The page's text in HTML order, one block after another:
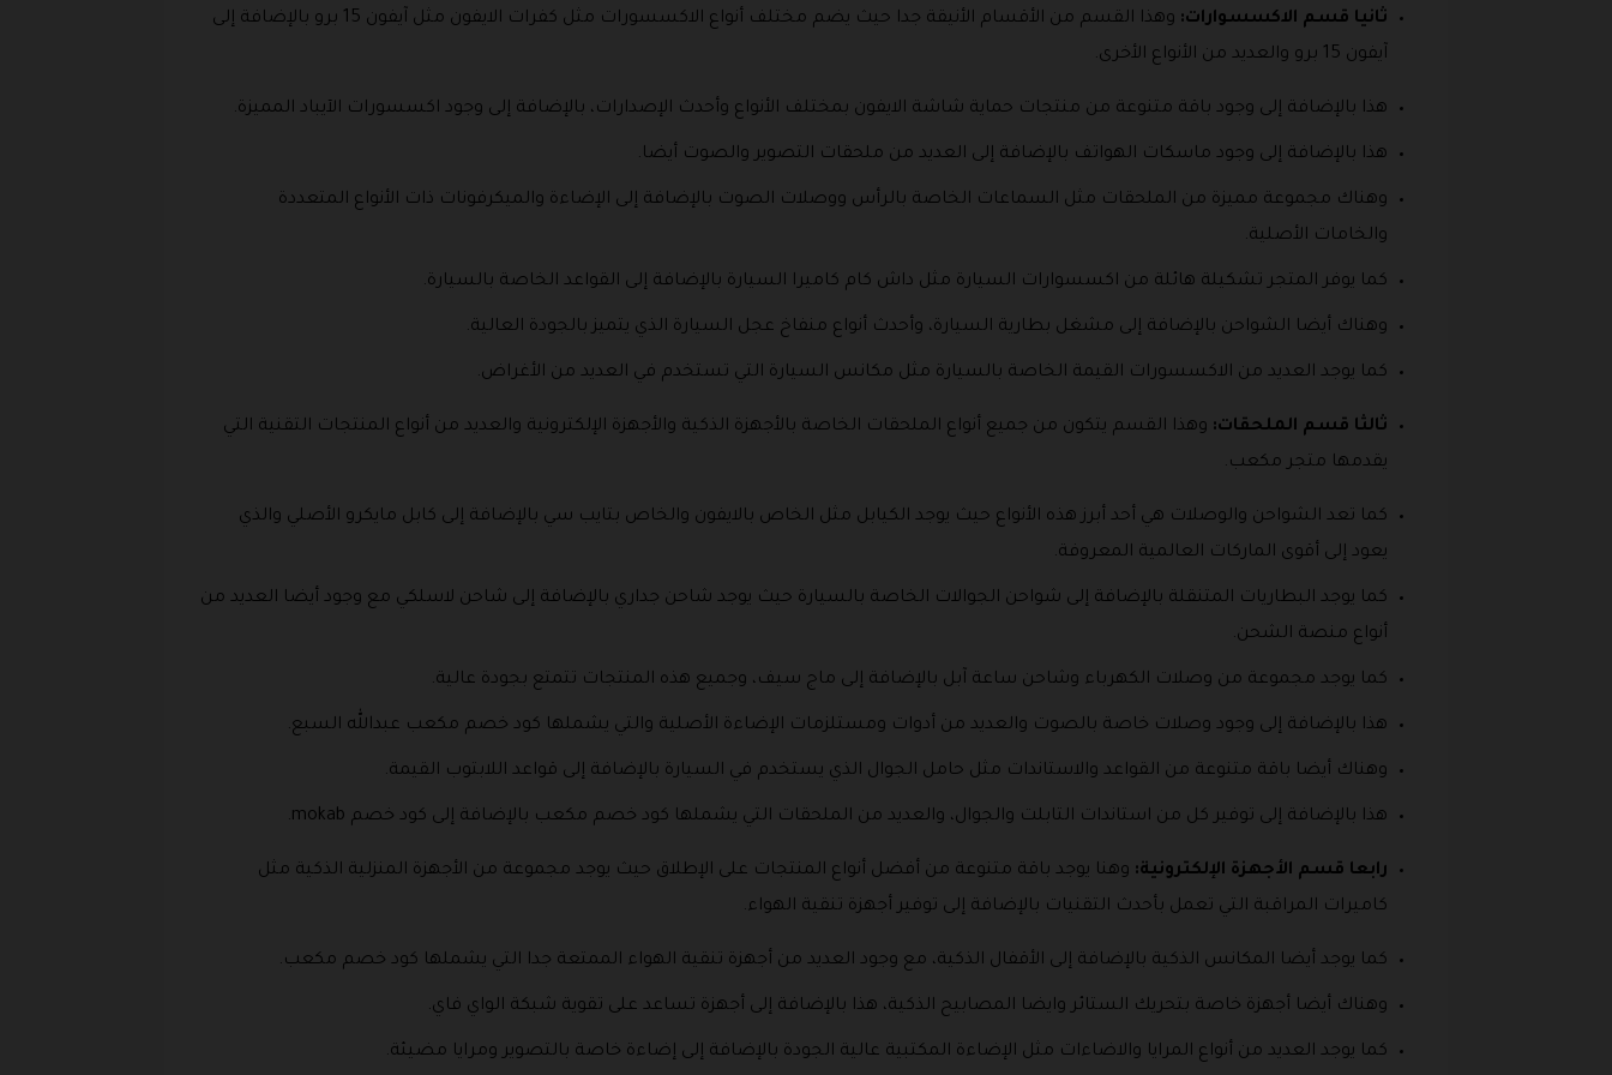
ثانيا قسم الاكسسوارات:
وهذا القسم من الأقسام الأنيقة جدا حيث يضم مختلف أنواع الاكسسورات مثل كفرات الايفون مثل آيفون 15 برو بالإضافة إلى
آيفون 15 برو والعديد من الأنواع الأخرى.
هذا بالإضافة إلى وجود باقة متنوعة من منتجات حماية شاشة الايفون بمختلف الأنواع وأحدث الإصدارات، بالإضافة إلى وجود اكسسورات الآيباد المميزة.
هذا بالإضافة إلى وجود ماسكات الهواتف بالإضافة إلى العديد من ملحقات التصوير والصوت أيضا.
وهناك مجموعة مميزة من الملحقات مثل السماعات الخاصة بالرأس ووصلات الصوت بالإضافة إلى الإضاءة والميكرفونات ذات الأنواع المتعددة
والخامات الأصلية.
كما يوفر المتجر تشكيلة هائلة من اكسسوارات السيارة مثل داش كام كاميرا السيارة بالإضافة إلى القواعد الخاصة بالسيارة.
وهناك أيضا الشواحن بالإضافة إلى مشغل بطارية السيارة، وأحدث أنواع منفاخ عجل السيارة الذي يتميز بالجودة العالية.
كما يوجد العديد من الاكسسورات القيمة الخاصة بالسيارة مثل مكانس السيارة التي تستخدم في العديد من الأغراض.
ثالثا قسم الملحقات: وهذا القسم يتكون من جميع أنواع الملحقات الخاصة بالأجهزة الذكية والأجهزة الإلكترونية والعديد من أنواع المنتجات التقنية التي
يقدمها متجر مكعب.
كما تعد الشواحن والوصلات هي أحد أبرز هذه الأنواع حيث يوجد الكيابل مثل الخاص بالايفون والخاص بتايب سي بالإضافة إلى كابل مايكرو الأصلي والذي
يعود إلى أقوى الماركات العالمية المعروفة.
كما يوجد البطاريات المتنقلة بالإضافة إلى شواحن الجوالات الخاصة بالسيارة حيث يوجد شاحن جداري بالإضافة إلى شاحن لاسلكي مع وجود أيضا العديد من
أنواع منصة الشحن.
كما يوجد مجموعة من وصلات الكهرباء وشاحن ساعة آبل بالإضافة إلى ماج سيف، وجميع هذه المنتجات تتمتع بجودة عالية.
هذا بالإضافة إلى وجود وصلات خاصة بالصوت والعديد من أدوات ومستلزمات الإضاءة الأصلية والتي يشملها كود خصم مكعب عبدالله السبع.
وهناك أيضا باقة متنوعة من القواعد والاستاندات مثل حامل الجوال الذي يستخدم في السيارة بالإضافة إلى قواعد اللابتوب القيمة.
هذا بالإضافة إلى توفير كل من استاندات التابلت والجوال، والعديد من الملحقات التي يشملها كود خصم مكعب بالإضافة إلى كود خصم mokab.
رابعا قسم الأجهزة الإلكترونية: وهنا يوجد باقة متنوعة من أفضل أنواع المنتجات على الإطلاق حيث يوجد مجموعة من الأجهزة المنزلية الذكية مثل
كاميرات المراقبة التي تعمل بأحدث التقنيات بالإضافة إلى توفير أجهزة تنقية الهواء.
كما يوجد أيضا المكانس الذكية بالإضافة إلى الأقفال الذكية، مع وجود العديد من أجهزة تنقية الهواء الممتعة جدا التي يشملها كود خصم مكعب.
وهناك أيضا أجهزة خاصة بتحريك الستائر وايضا المصابيح الذكية، هذا بالإضافة إلى أجهزة تساعد على تقوية شبكة الواي فاي.
كما يوجد العديد من أنواع المرايا والاضاءات مثل الإضاءة المكتبية عالية الجودة بالإضافة إلى إضاءة خاصة بالتصوير ومرايا مضيئة.